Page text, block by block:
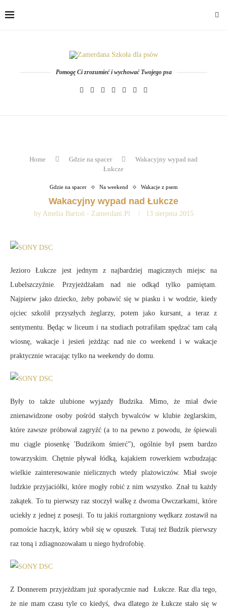
Pomogę Ci zrozumieć i wychować Twojego psa
Home Gdzie na spacer
Wakacyjny wypad nad
Łukcze
Gdzie na spacer Na weekend Wakacje z psem
Wakacyjny wypad nad Łukcze
by Amelia Bartoń - Zamerdani.pl 13 sierpnia 2015
Jezioro Łukcze jest jednym z najbardziej magicznych miejsc na
Lubelszczyźnie. Przyjeżdżałam nad nie odkąd tylko pamiętam.
Najpierw jako dziecko, żeby pobawić się w piasku i w wodzie, kiedy
ojciec szkolił przyszłych żeglarzy, potem jako kursant, a teraz z
sentymentu. Będąc w liceum i na studiach potrafiłam spędzać tam całą
wiosnę, wakacje i jesień jeżdżąc nad nie co weekend i w wakacje
praktycznie wracając tylko na weekendy do domu.
Były to także ulubione wyjazdy Budzika. Mimo, że miał dwie
znienawidzone osoby pośród stałych bywalców w klubie żeglarskim,
które zawsze próbował zagryźć (a to na pewno z powodu, że śpiewali
mu ciągle piosenkę 'Budzikom śmierć”), ogólnie był psem bardzo
towarzyskim. Chętnie pływał łódką, kajakiem rowerkiem wzbudzając
wielkie zainteresowanie nielicznych wtedy plażowiczów. Miał swoje
ludzkie przyjaciółki, które mogły robić z nim wszystko. Znał tu każdy
zakątek. To tu pierwszy raz stoczył walkę z dwoma Owczarkami, które
uciekły z jednej z posesji. To tu jakiś roztargniony wędkarz zostawił na
pomoście haczyk, który wbił się w opuszek. Tutaj też Budzik pierwszy
raz toną i zdiagnozowałam u niego hydrofobię.
Z Donnerem przyjeżdżam już sporadycznie nad Łukcze. Raz dla tego,
że nie mam czasu tyle co kiedyś, dwa dlatego że Łukcze stało się w